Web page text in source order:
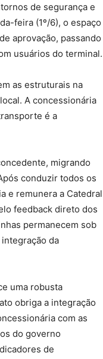
de segurança e
feira (1º/6), o espaço
aprovação, passando
usuários do terminal.
as estruturais na
A concessionária
é a
migrando
conduzir todos os
e remunera a Catedral
feedback direto dos
permanecem sob
da
uma robusta
obriga a integração
com as
do governo
de